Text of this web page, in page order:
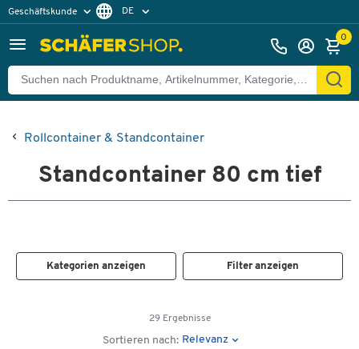
Geschäftskunde DE
0
Rollcontainer & Standcontainer
Standcontainer 80 cm tief
Kategorien anzeigen Filter anzeigen
29 Ergebnisse
Sortieren nach: Relevanz